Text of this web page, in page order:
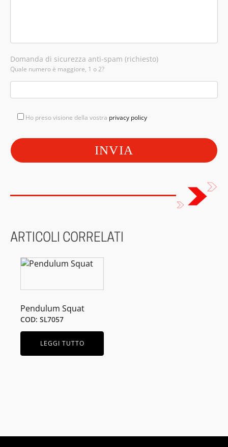
Domanda di sicurezza anti-spam (richiesto)
Quale numero è maggiore, 1 o 2?
Ho preso visione della vostra privacy policy
ARTICOLI CORRELATI
Pendulum Squat
COD: SL7057
LEGGI TUTTO